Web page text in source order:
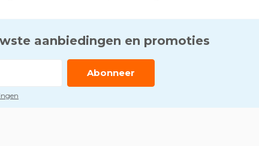
aanbiedingen en promoties
Abonneer